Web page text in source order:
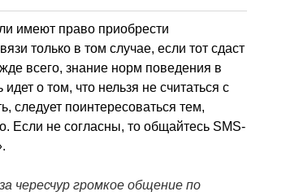
имеют право приобрести
только в том случае, если тот сдаст
всего, знание норм поведения в
о том, что нельзя не считаться с
следует поинтересоваться тем,
Если не согласны, то общайтесь SMS-
чересчур громкое общение по